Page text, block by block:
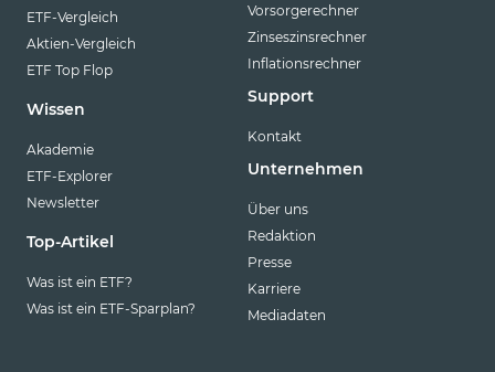
ETF-Vergleich
Aktien-Vergleich
ETF Top Flop
Wissen
Akademie
ETF-Explorer
Newsletter
Top-Artikel
Was ist ein ETF?
Was ist ein ETF-Sparplan?
Vorsorgerechner
Zinseszinsrechner
Inflationsrechner
Support
Kontakt
Unternehmen
Über uns
Redaktion
Presse
Karriere
Mediadaten